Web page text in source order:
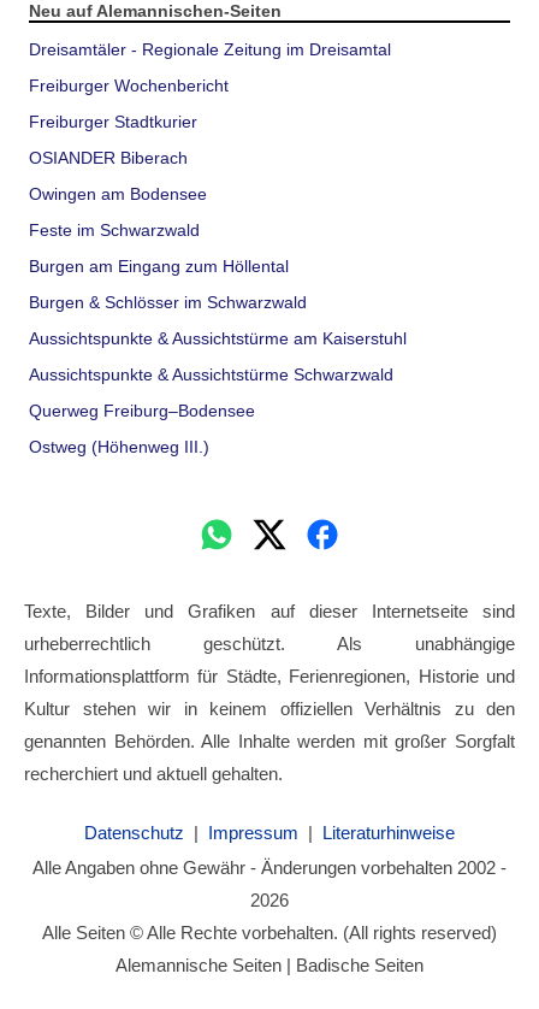
Neu auf Alemannischen-Seiten
Dreisamtäler - Regionale Zeitung im Dreisamtal
Freiburger Wochenbericht
Freiburger Stadtkurier
OSIANDER Biberach
Owingen am Bodensee
Feste im Schwarzwald
Burgen am Eingang zum Höllental
Burgen & Schlösser im Schwarzwald
Aussichtspunkte & Aussichtstürme am Kaiserstuhl
Aussichtspunkte & Aussichtstürme Schwarzwald
Querweg Freiburg–Bodensee
Ostweg (Höhenweg III.)
Texte, Bilder und Grafiken auf dieser Internetseite sind
urheberrechtlich geschützt. Als unabhängige
Informationsplattform für Städte, Ferienregionen, Historie und
Kultur stehen wir in keinem offiziellen Verhältnis zu den
genannten Behörden. Alle Inhalte werden mit großer Sorgfalt
recherchiert und aktuell gehalten.
Datenschutz | Impressum | Literaturhinweise
Alle Angaben ohne Gewähr - Änderungen vorbehalten 2002 -
2026
Alle Seiten © Alle Rechte vorbehalten. (All rights reserved)
Alemannische Seiten | Badische Seiten